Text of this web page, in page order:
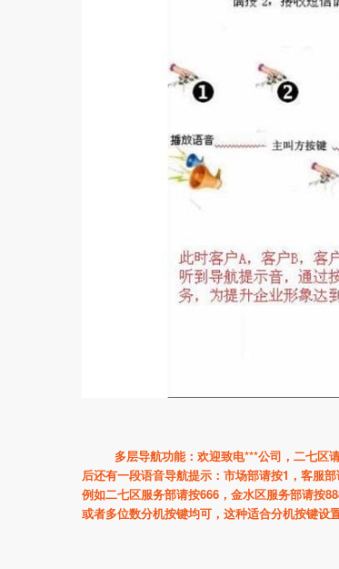
多层导航功能：欢迎致电***公司，二七区
后还有一段语音导航提示：市场部请按1 ，客服
例如二七区服务部请按666 ，金水区服务部请按
或者多位数分机按键均可，这种适合分机按键设